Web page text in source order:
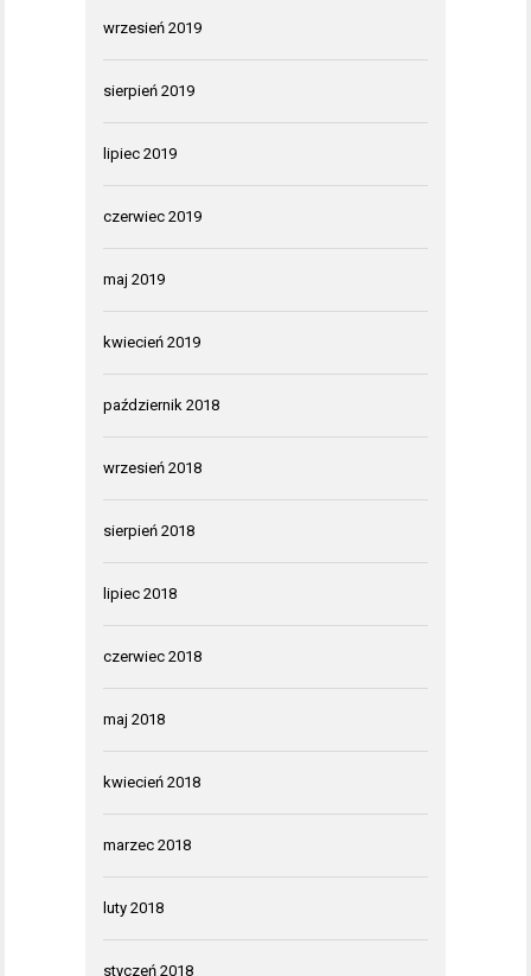
wrzesień 2019
sierpień 2019
lipiec 2019
czerwiec 2019
maj 2019
kwiecień 2019
październik 2018
wrzesień 2018
sierpień 2018
lipiec 2018
czerwiec 2018
maj 2018
kwiecień 2018
marzec 2018
luty 2018
styczeń 2018